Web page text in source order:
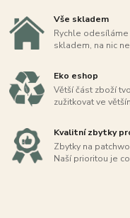
Vše skladem
Rychle
skladem, na nic
Eko eshop
Větší část zboží
zužitkovat ve
Kvalitní zbytky
Zbytky na
Naší prioritou je